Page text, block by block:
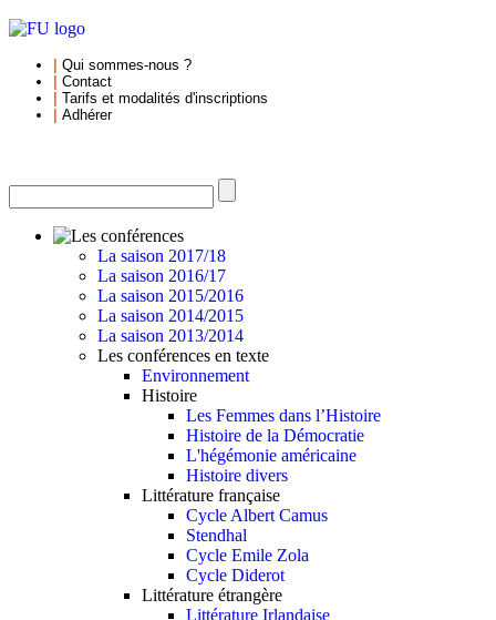
Qui sommes-nous ?
Contact
Tarifs et modalités d'inscriptions
Adhérer
La saison 2017/18
La saison 2016/17
La saison 2015/2016
La saison 2014/2015
La saison 2013/2014
Les conférences en texte
Environnement
Histoire
Les Femmes dans l’Histoire
Histoire de la Démocratie
L'hégémonie américaine
Histoire divers
Littérature française
Cycle Albert Camus
Stendhal
Cycle Emile Zola
Cycle Diderot
Littérature étrangère
Littérature Irlandaise